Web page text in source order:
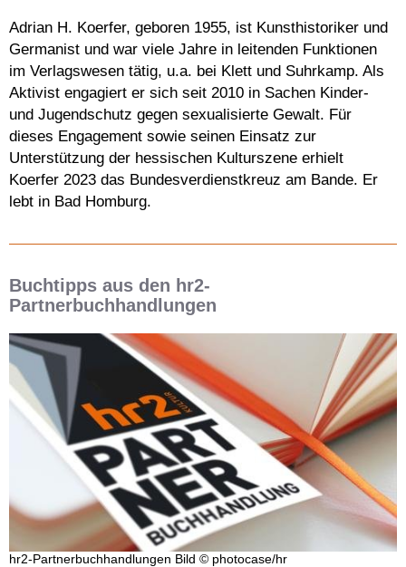
Adrian H. Koerfer, geboren 1955, ist Kunsthistoriker und
Germanist und war viele Jahre in leitenden Funktionen
im Verlagswesen tätig, u.a. bei Klett und Suhrkamp. Als
Aktivist engagiert er sich seit 2010 in Sachen Kinder-
und Jugendschutz gegen sexualisierte Gewalt. Für
dieses Engagement sowie seinen Einsatz zur
Unterstützung der hessischen Kulturszene erhielt
Koerfer 2023 das Bundesverdienstkreuz am Bande. Er
lebt in Bad Homburg.
Buchtipps aus den hr2-
Partnerbuchhandlungen
hr2-Partnerbuchhandlungen Bild © photocase/hr